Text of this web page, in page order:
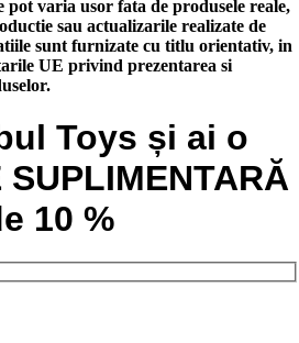
pot varia usor fata de produsele reale,
sau actualizarile realizate de
sunt furnizate cu titlu orientativ, in
UE privind prezentarea si
Toys și ai o
SUPLIMENTARĂ
10 %